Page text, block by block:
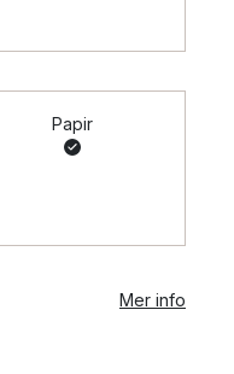
Papir
Mer info